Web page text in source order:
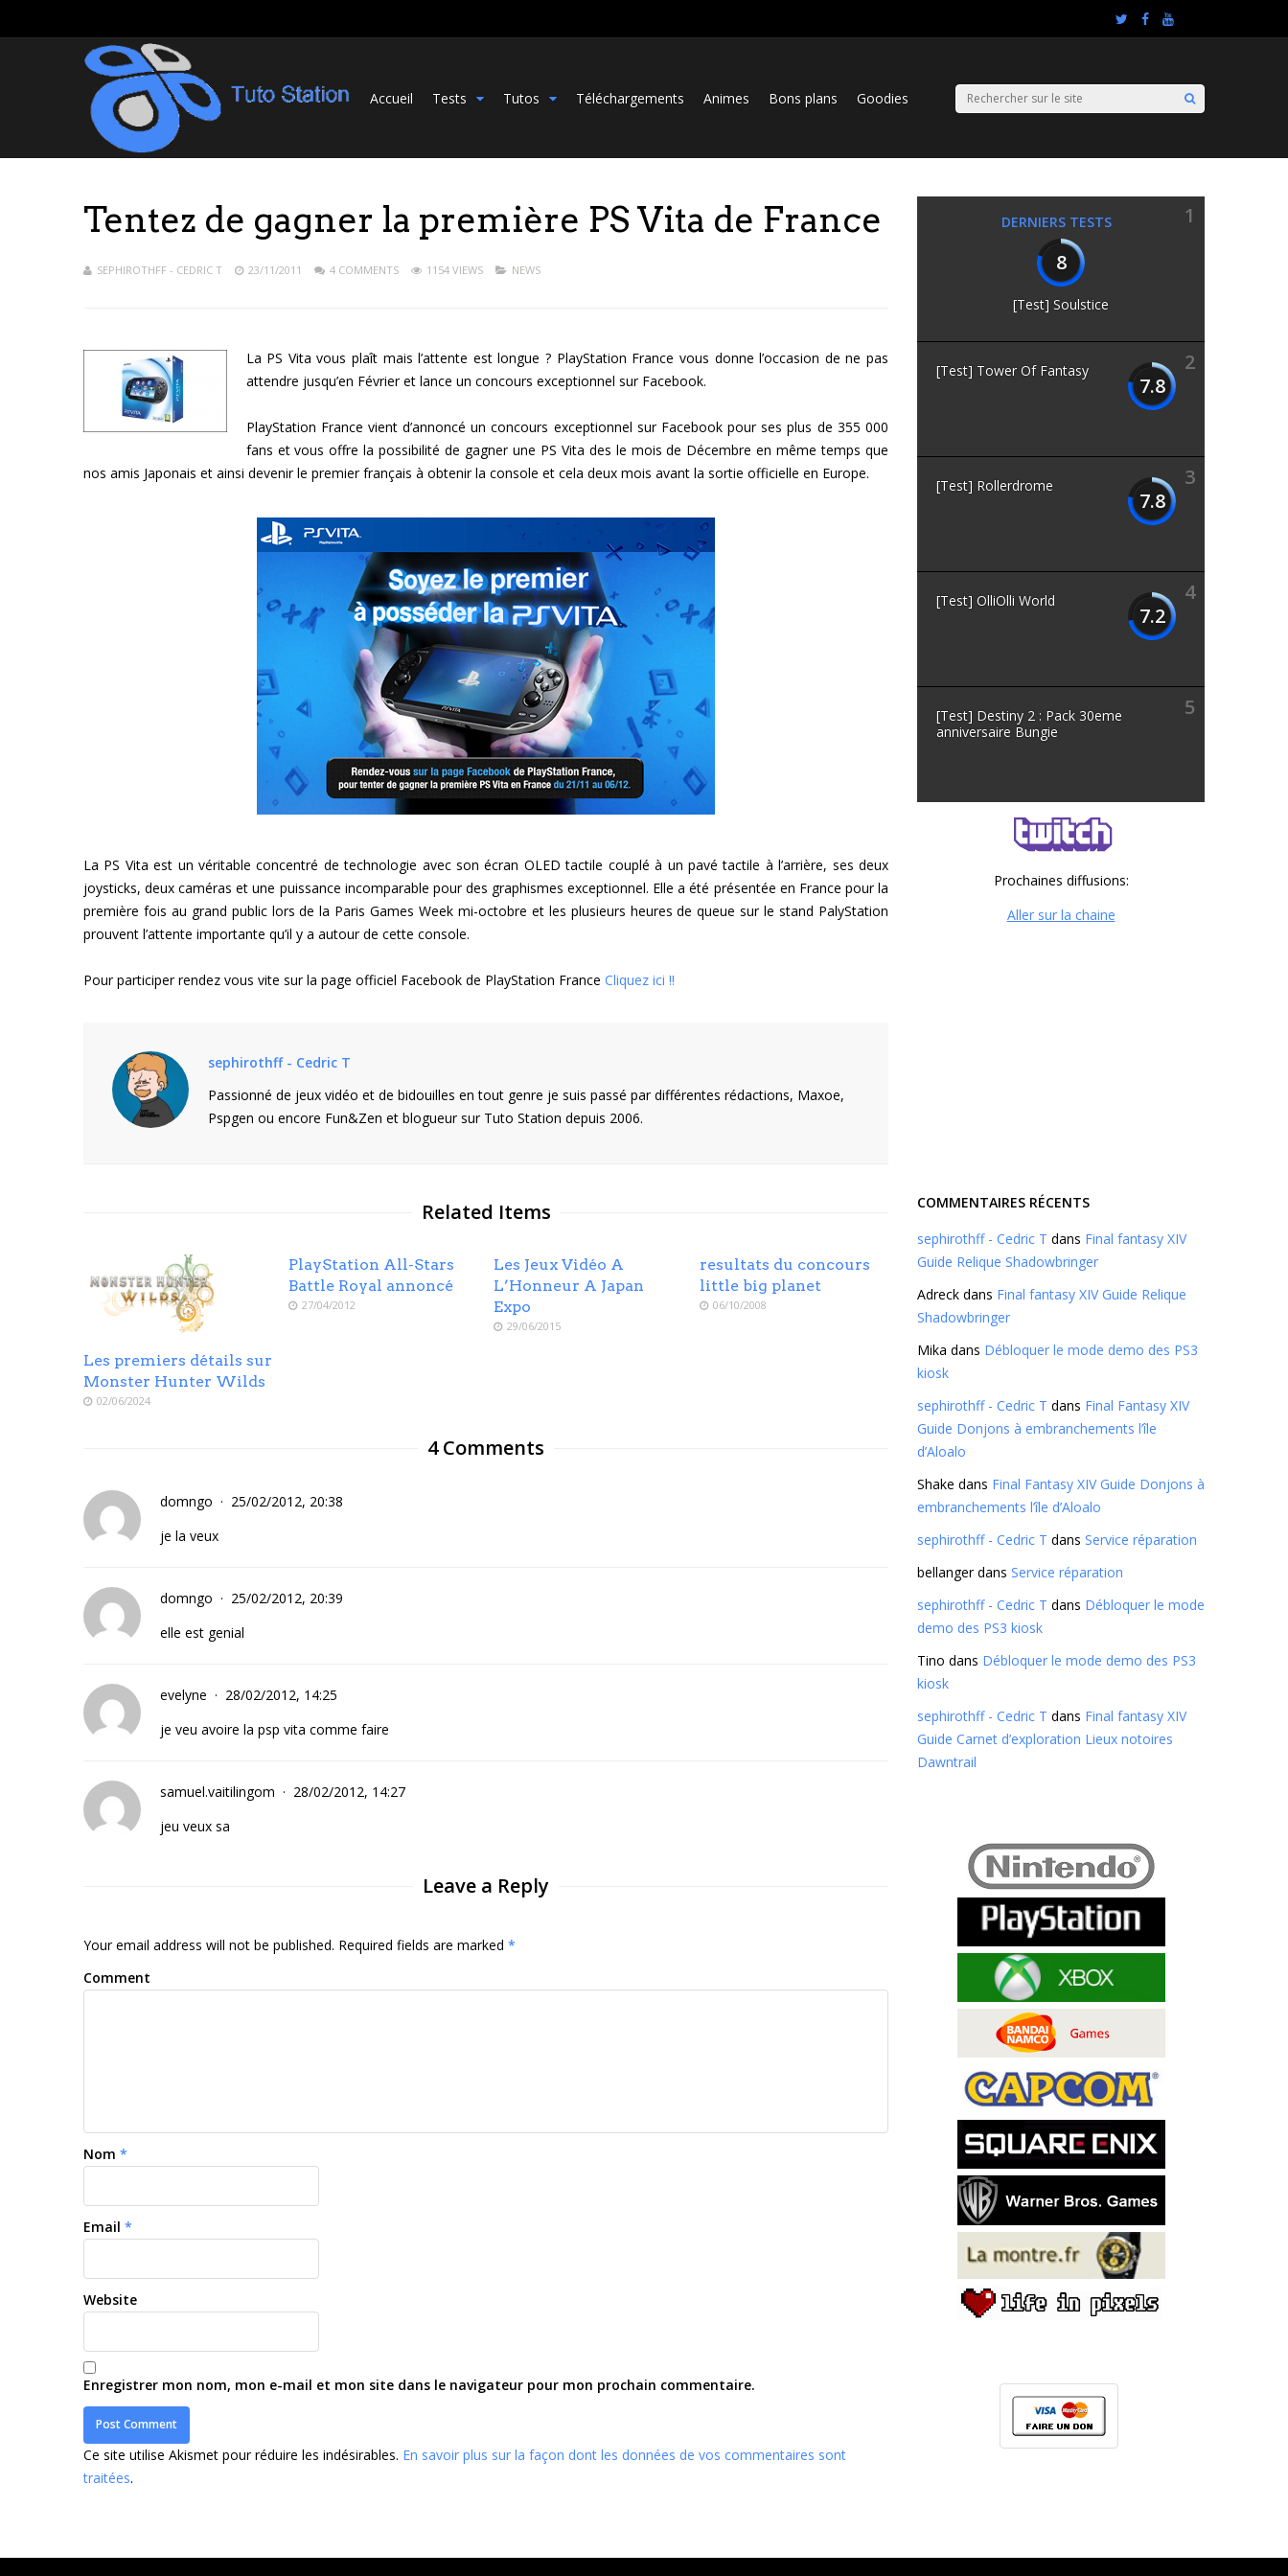
Accueil Tests Tutos Téléchargements Animes Bons plans Goodies
Tentez de gagner la première PS Vita de France
SEPHIROTHFF - CEDRIC T 23/11/2011 4 COMMENTS 1154 VIEWS NEWS
La PS Vita vous plaît mais l’attente est longue ? PlayStation France vous donne l’occasion de ne pas
attendre jusqu’en Février et lance un concours exceptionnel sur Facebook.
PlayStation France vient d’annoncé un concours exceptionnel sur Facebook pour ses plus de 355 000
fans et vous offre la possibilité de gagner une PS Vita des le mois de Décembre en même temps que
nos amis Japonais et ainsi devenir le premier français à obtenir la console et cela deux mois avant la sortie officielle en Europe.
La PS Vita est un véritable concentré de technologie avec son écran OLED tactile couplé à un pavé tactile à l’arrière, ses deux
joysticks, deux caméras et une puissance incomparable pour des graphismes exceptionnel. Elle a été présentée en France pour la
première fois au grand public lors de la Paris Games Week mi-octobre et les plusieurs heures de queue sur le stand PalyStation
prouvent l’attente importante qu’il y a autour de cette console.
Pour participer rendez vous vite sur la page officiel Facebook de PlayStation France Cliquez ici !!
sephirothff - Cedric T
Passionné de jeux vidéo et de bidouilles en tout genre je suis passé par différentes rédactions, Maxoe,
Pspgen ou encore Fun&Zen et blogueur sur Tuto Station depuis 2006.
Related Items
Les premiers détails sur
Monster Hunter Wilds
02/06/2024
PlayStation All-Stars
Battle Royal annoncé
27/04/2012
Les Jeux Vidéo A
L’Honneur A Japan
Expo
29/06/2015
resultats du concours
little big planet
06/10/2008
4 Comments
domngo
25/02/2012, 20:38
je la veux
domngo
25/02/2012, 20:39
elle est genial
evelyne
28/02/2012, 14:25
je veu avoire la psp vita comme faire
samuel.vaitilingom
28/02/2012, 14:27
jeu veux sa
Leave a Reply
Your email address will not be published. Required fields are marked *
Comment
Nom *
Email *
Website
Enregistrer mon nom, mon e-mail et mon site dans le navigateur pour mon prochain commentaire.
Ce site utilise Akismet pour réduire les indésirables. En savoir plus sur la façon dont les données de vos commentaires sont
traitées.
DERNIERS TESTS
1
8
[Test] Soulstice
2
7.8
[Test] Tower Of Fantasy
3
7.8
[Test] Rollerdrome
4
7.2
[Test] OlliOlli World
5
[Test] Destiny 2 : Pack 30eme
anniversaire Bungie
Prochaines diffusions:
Aller sur la chaine
COMMENTAIRES RÉCENTS
sephirothff - Cedric T dans Final fantasy XIV
Guide Relique Shadowbringer
Adreck dans Final fantasy XIV Guide Relique
Shadowbringer
Mika dans Débloquer le mode demo des PS3
kiosk
sephirothff - Cedric T dans Final Fantasy XIV
Guide Donjons à embranchements l’île
d’Aloalo
Shake dans Final Fantasy XIV Guide Donjons à
embranchements l’île d’Aloalo
sephirothff - Cedric T dans Service réparation
bellangerdans Service réparation
sephirothff - Cedric T dans Débloquer le mode
demo des PS3 kiosk
Tino dans Débloquer le mode demo des PS3
kiosk
sephirothff - Cedric T dans Final fantasy XIV
Guide Carnet d’exploration Lieux notoires
Dawntrail